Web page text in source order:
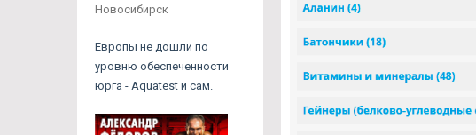
Новосибирск
Европы не дошли по
уровню обеспеченности
юрга - Aquatest и сам.